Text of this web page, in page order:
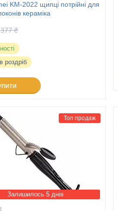
KM-2022 щипці потрійні для
кераміка
₴
роздріб
Топ продаж
Залишилось 5 днів